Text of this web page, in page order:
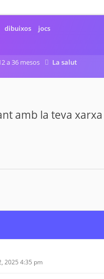
dibuixos jocs
a 36 mesos La salut
amb la teva
2025 4:35 pm